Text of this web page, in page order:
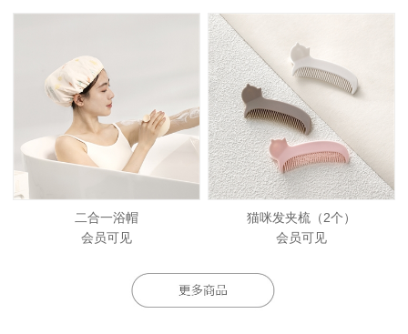
二合一浴帽
会员可见
猫咪发夹梳（2个）
会员可见